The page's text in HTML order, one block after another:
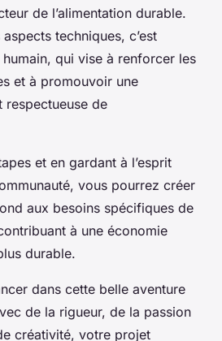
de l’alimentation durable.
techniques, c’est
qui vise à renforcer les
et à promouvoir une
respectueuse de
et en gardant à l’esprit
vous pourrez créer
aux besoins spécifiques de
à une économie
durable.
dans cette belle aventure
de la rigueur, de la passion
créativité, votre projet